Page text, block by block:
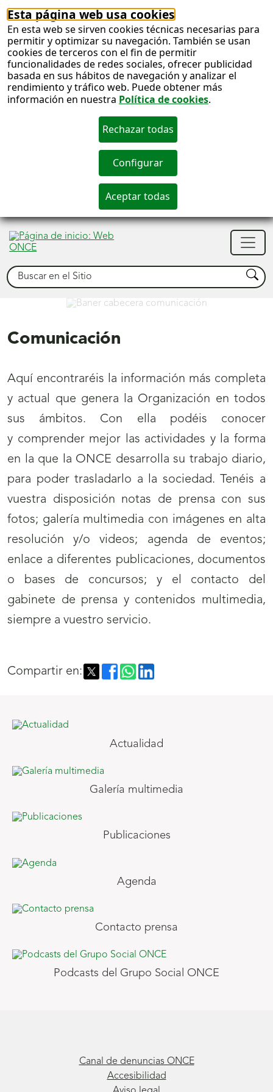
Esta página web usa cookies
En esta web se sirven cookies técnicas necesarias para
permitir y optimizar su navegación. También se usan
cookies de terceros con el fin de permitir
funcionalidades de redes sociales, ofrecer publicidad
basada en sus hábitos de navegación y analizar el
rendimiento y tráfico web. Puede obtener más
información en nuestra Política de cookies.
Buscar Buscar
Comunicación
Comunicación
Aquí encontraréis la información más completa
y actual que genera la Organización en todos
sus ámbitos. Con ella podéis conocer
y comprender mejor las actividades y la forma
en la que la ONCE desarrolla su trabajo diario,
para poder trasladarlo a la sociedad. Tenéis a
vuestra disposición notas de prensa con sus
fotos; galería multimedia con imágenes en alta
resolución y/o videos; agenda de eventos;
enlace a diferentes publicaciones, documentos
o bases de concursos; y el contacto del
gabinete de prensa y contenidos multimedia,
siempre a vuestro servicio.
Compartir en:
Actualidad
Galería multimedia
Publicaciones
Agenda
Contacto prensa
Podcasts del Grupo Social ONCE
Canal de denuncias ONCE
Accesibilidad